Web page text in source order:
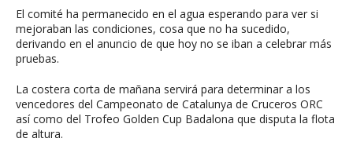
El comité ha permanecido en el agua esperando para ver si
mejoraban las condiciones, cosa que no ha sucedido,
derivando en el anuncio de que hoy no se iban a celebrar más
pruebas.
La costera corta de mañana servirá para determinar a los
vencedores del Campeonato de Catalunya de Cruceros ORC
así como del Trofeo Golden Cup Badalona que disputa la flota
de altura.